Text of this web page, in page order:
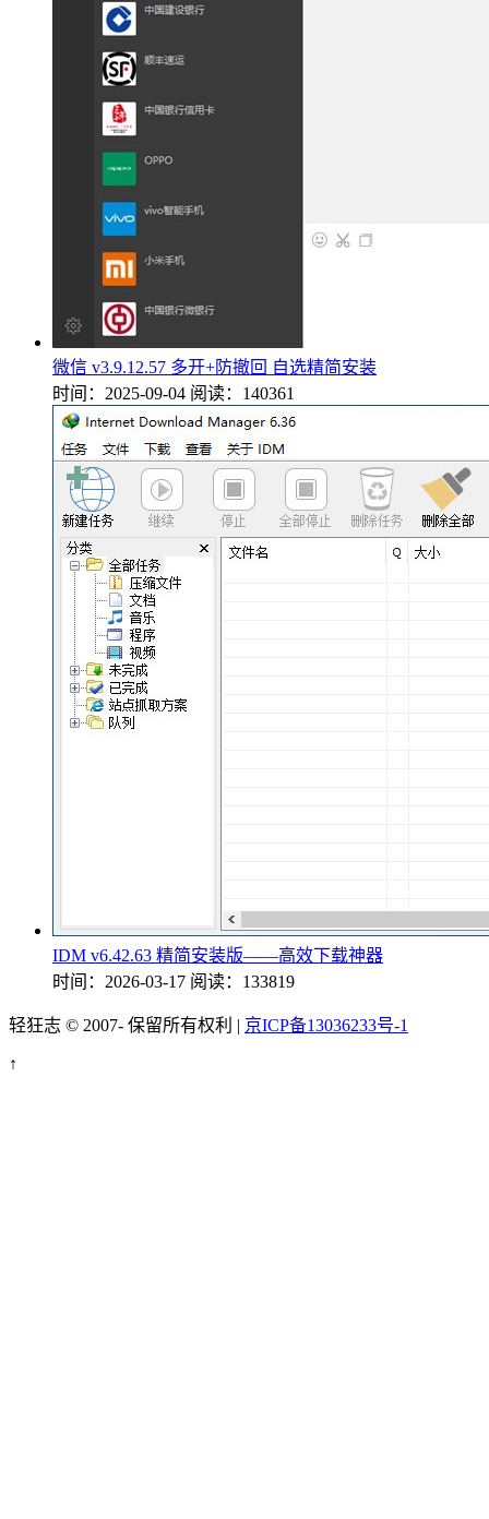
微信 v3.9.12.57 多开+防撤回 自选精简安装
时间：2025-09-04 阅读：140361
IDM v6.42.63 精简安装版——高效下载神器
时间：2026-03-17 阅读：133819
轻狂志 © 2007- 保留所有权利 | 京ICP备13036233号-1
↑